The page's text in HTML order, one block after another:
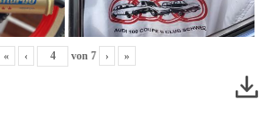
« ‹ von 7 › »